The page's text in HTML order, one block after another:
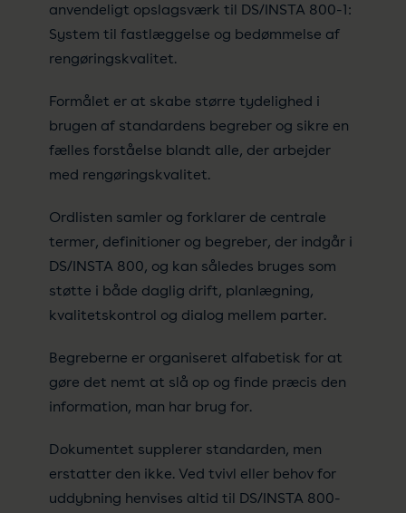
anvendeligt opslagsværk til DS/INSTA 800-1:
System til fastlæggelse og bedømmelse af
rengøringskvalitet.
Formålet er at skabe større tydelighed i
brugen af standardens begreber og sikre en
fælles forståelse blandt alle, der arbejder
med rengøringskvalitet.
Ordlisten samler og forklarer de centrale
termer, definitioner og begreber, der indgår i
DS/INSTA 800, og kan således bruges som
støtte i både daglig drift, planlægning,
kvalitetskontrol og dialog mellem parter.
Begreberne er organiseret alfabetisk for at
gøre det nemt at slå op og finde præcis den
information, man har brug for.
Dokumentet supplerer standarden, men
erstatter den ikke. Ved tvivl eller behov for
uddybning henvises altid til DS/INSTA 800-